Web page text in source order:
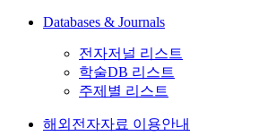
Databases & Journals
전자저널 리스트
학술DB 리스트
주제별 리스트
해외전자자료 이용안내